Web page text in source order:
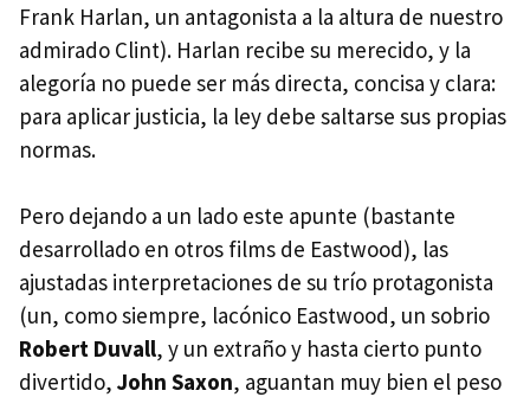
Frank Harlan, un antagonista a la altura de nuestro
admirado Clint). Harlan recibe su merecido, y la
alegoría no puede ser más directa, concisa y clara:
para aplicar justicia, la ley debe saltarse sus propias
normas.
Pero dejando a un lado este apunte (bastante
desarrollado en otros films de Eastwood), las
ajustadas interpretaciones de su trío protagonista
(un, como siempre, lacónico Eastwood, un sobrio
Robert Duvall, y un extraño y hasta cierto punto
divertido, John Saxon, aguantan muy bien el peso